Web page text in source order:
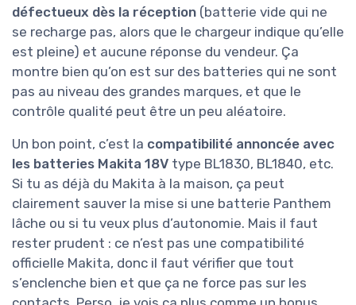
défectueux dès la réception (batterie vide qui ne
se recharge pas, alors que le chargeur indique qu’elle
est pleine) et aucune réponse du vendeur. Ça
montre bien qu’on est sur des batteries qui ne sont
pas au niveau des grandes marques, et que le
contrôle qualité peut être un peu aléatoire.
Un bon point, c’est la compatibilité annoncée avec
les batteries Makita 18V type BL1830, BL1840, etc.
Si tu as déjà du Makita à la maison, ça peut
clairement sauver la mise si une batterie Panthem
lâche ou si tu veux plus d’autonomie. Mais il faut
rester prudent : ce n’est pas une compatibilité
officielle Makita, donc il faut vérifier que tout
s’enclenche bien et que ça ne force pas sur les